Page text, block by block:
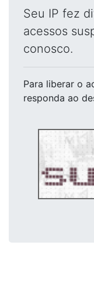
Seu IP fez
acessos
conosco.
Para liberar o
responda ao